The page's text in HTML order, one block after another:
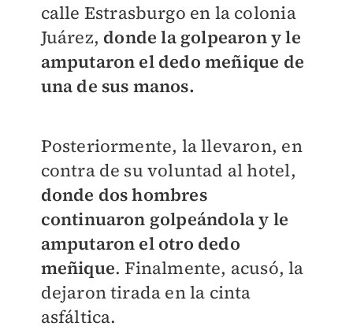
calle Estrasburgo en la colonia
Juárez, donde la golpearon y le
amputaron el dedo meñique de
una de sus manos.
Posteriormente, la llevaron, en
contra de su voluntad al hotel,
donde dos hombres
continuaron golpeándola y le
amputaron el otro dedo
meñique. Finalmente, acusó, la
dejaron tirada en la cinta
asfáltica.